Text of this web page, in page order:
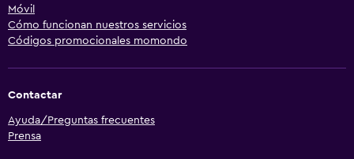
Móvil
Cómo funcionan nuestros servicios
Códigos promocionales momondo
Contactar
Ayuda/Preguntas frecuentes
Prensa